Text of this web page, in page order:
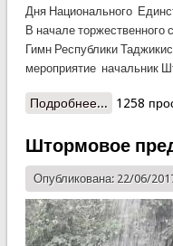
Дня Национального
В начале торжественного
Гимн Республики
мероприятие начальник
Подробнее... о В Штабе
1258
Штормовое
Опубликована: 22/06/